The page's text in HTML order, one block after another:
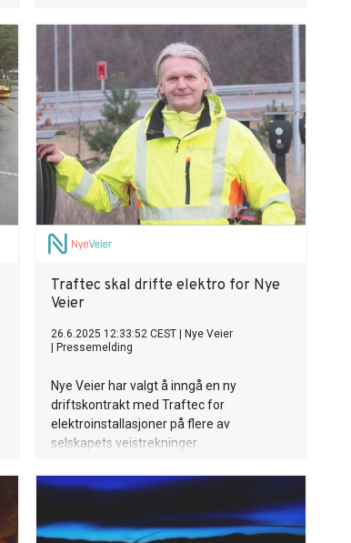
Oppstarten av kontraktene ble markret
på Norsk vegmuseum 1. september.
Traftec skal drifte elektro for Nye
Veier
26.6.2025 12:33:52 CEST
Nye Veier
Pressemelding
Nye Veier har valgt å inngå en ny
driftskontrakt med Traftec for
elektroinstallasjoner på flere av
selskapets veistrekninger.